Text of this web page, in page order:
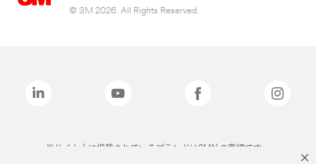
© 3M 2026. All Rights Reserved.
当サイト上に掲載されているブランドは3M社の商標です。